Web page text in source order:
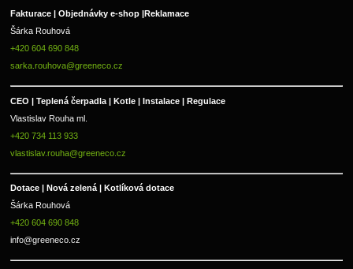
Fakturace | Objednávky e-shop |Reklamace
Šárka Rouhová
+420 604 690 848
sarka.rouhova@greeneco.cz
CEO | Teplená čerpadla | Kotle | Instalace | Regulace
Vlastislav Rouha ml.
+420 734 113 933
vlastislav.rouha@greeneco.cz
Dotace | Nová zelená | Kotlíková dotace
Šárka Rouhová
+420 604 690 848
info@greeneco.cz